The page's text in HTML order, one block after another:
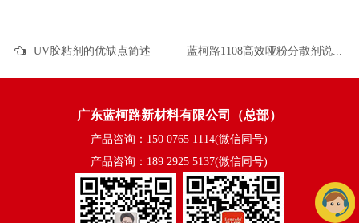
UV胶粘剂的优缺点简述 蓝柯路1108高效哑粉分散剂说明
广东蓝柯路新材料有限公司（总部）
产品咨询：150 0765 1114(微信同号)
产品咨询：189 2925 5137(微信同号)